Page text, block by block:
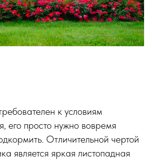
к условиям
его просто нужно вовремя
Отличительной чертой
является яркая листопадная